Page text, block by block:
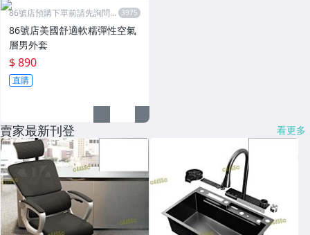
86號店預購下單前請先詢問數
86號店美國舒適軟糯彈性空氣
層男外套
$ 890
直購
賣家最新刊登 看更多